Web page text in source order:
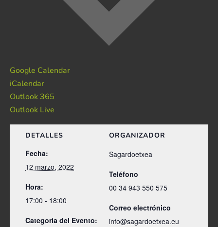
Google Calendar
iCalendar
Outlook 365
Outlook Live
DETALLES
Fecha:
12 marzo, 2022
Hora:
17:00 - 18:00
Categoría del Evento:
ORGANIZADOR
Sagardoetxea
Teléfono
00 34 943 550 575
Correo electrónico
info@sagardoetxea.eu